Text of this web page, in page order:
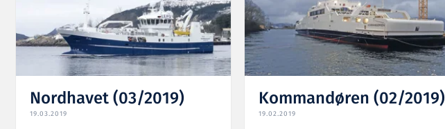
Nordhavet (03/2019)
19.03.2019
Kommandøren (02/2019)
19.02.2019